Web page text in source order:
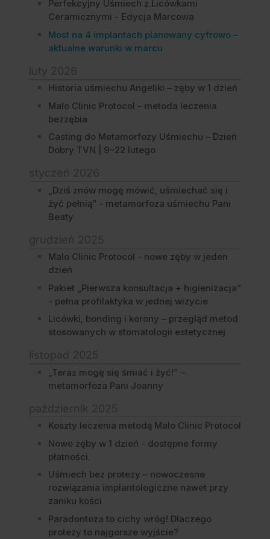
Perfekcyjny Uśmiech z Licówkami
Ceramicznymi - Edycja Marcowa
Most na 4 implantach planowany cyfrowo –
aktualne warunki w marcu
Historia uśmiechu Angeliki – zęby w 1 dzień
Malo Clinic Protocol - metoda leczenia
bezzębia
Casting do Metamorfozy Uśmiechu – Dzień
Dobry TVN | 9–22 lutego
„Dziś znów mogę mówić, uśmiechać się i
żyć pełnią” - metamorfoza uśmiechu Pani
Beaty
Malo Clinic Protocol - nowe zęby w jeden
dzień
Pakiet „Pierwsza konsultacja + higienizacja”
- pełna profilaktyka w jednej wizycie
Licówki, bonding i korony – przegląd metod
stosowanych w stomatologii estetycznej
„Teraz mogę się śmiać i żyć!” –
metamorfoza Pani Joanny
Koszty leczenia metodą Malo Clinic Protocol
Nowe zęby w 1 dzień - dostępne formy
płatności.
Uśmiech bez protezy – nowoczesne
rozwiązania implantologiczne nawet przy
zaniku kości
Paradontoza to cichy wróg! Dlaczego
protezy to najgorsze wyjście?